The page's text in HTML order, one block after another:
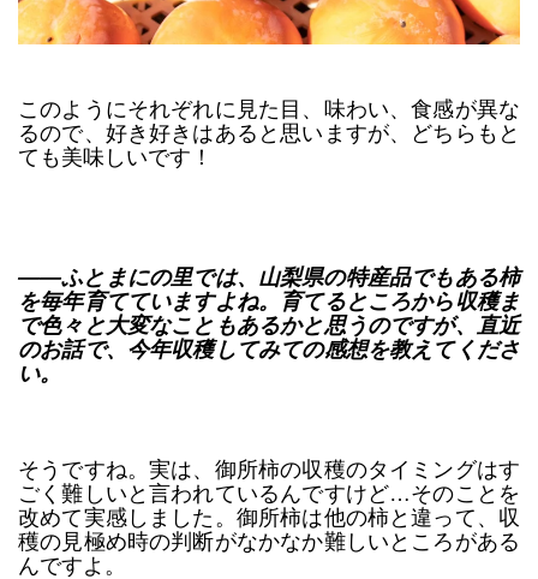
このようにそれぞれに見た目、味わい、食感が異な
るので、好き好きはあると思いますが、どちらもと
ても美味しいです！
――ふとまにの里では、山梨県の特産品でもある柿
を毎年育てていますよね。育てるところから収穫ま
で色々と大変なこともあるかと思うのですが、直近
のお話で、今年収穫してみての感想を教えてくださ
い。
そうですね。実は、御所柿の収穫のタイミングはす
ごく難しいと言われているんですけど…そのことを
改めて実感しました。御所柿は他の柿と違って、収
穫の見極め時の判断がなかなか難しいところがある
んですよ。